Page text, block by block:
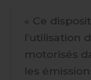
« Ce
l’utilisation
motorisés
les